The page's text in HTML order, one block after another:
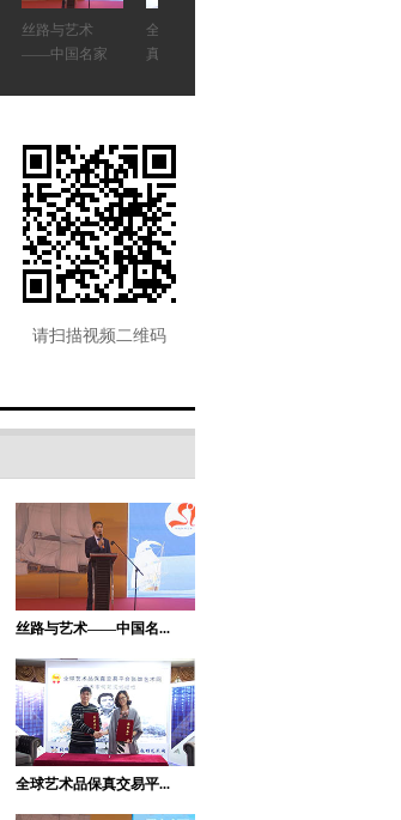
“石语股份香港上
市启...
建筑与艺术的结
合—专...
厦门市博来雅工
贸有限...
湖南梅山黑茶股
份有限...
风向艺术空间：
彰显学...
5
丝路与艺术
——中国名家
全球艺术品保
真交易平台
孙景浩
中国传统文化
的守卫者—
助残扬艺、爱
心送春联
请扫描视频二维码
丝路与艺术——中国名...
全球艺术品保真交易平...